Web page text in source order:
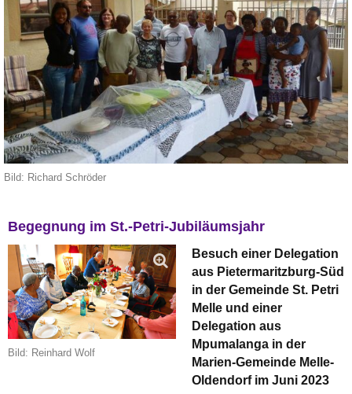
Bild: Richard Schröder
Begegnung im St.-Petri-Jubiläumsjahr
Bild: Reinhard Wolf
Besuch einer Delegation
aus Pietermaritzburg-Süd
in der Gemeinde St. Petri
Melle und einer
Delegation aus
Mpumalanga in der
Marien-Gemeinde Melle-
Oldendorf im Juni 2023